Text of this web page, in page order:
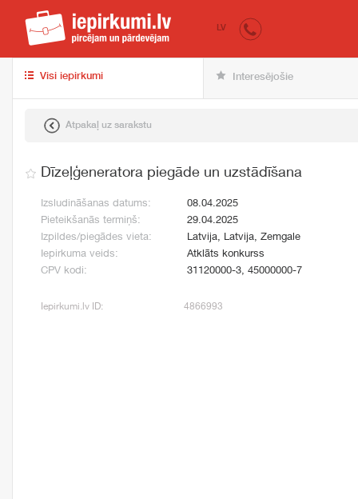
iepirkumi.lv
LV
Visi iepirkumi Interesējošie
Atpakaļ uz sarakstu
Dīzeļģeneratora piegāde un uzstādīšana
Izsludināšanas datums:
08.04.2025
Pieteikšanās termiņš:
29.04.2025
Izpildes/piegādes vieta:
Latvija, Latvija, Zemgale
Iepirkuma veids:
Atklāts konkurss
CPV kodi:
31120000-3, 45000000-7
Iepirkumi.lv ID: 4866993